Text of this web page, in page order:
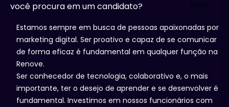
você procura em um candidato?
Estamos sempre em busca de pessoas apaixonadas por
marketing digital. Ser proativo e capaz de se comunicar
de forma eficaz é fundamental em qualquer função na
Renove.
Ser conhecedor de tecnologia, colaborativo e, o mais
importante, ter o desejo de aprender e se desenvolver é
fundamental. Investimos em nossos funcionários com